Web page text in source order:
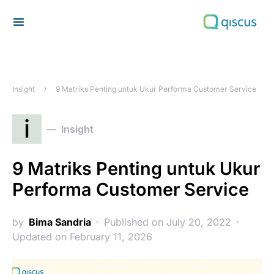
Insight 9 Matriks Penting untuk Ukur Performa Customer Service
i Insight
9 Matriks Penting untuk Ukur
Performa Customer Service
by Bima Sandria
Published on July 20, 2022
Updated on February 11, 2026